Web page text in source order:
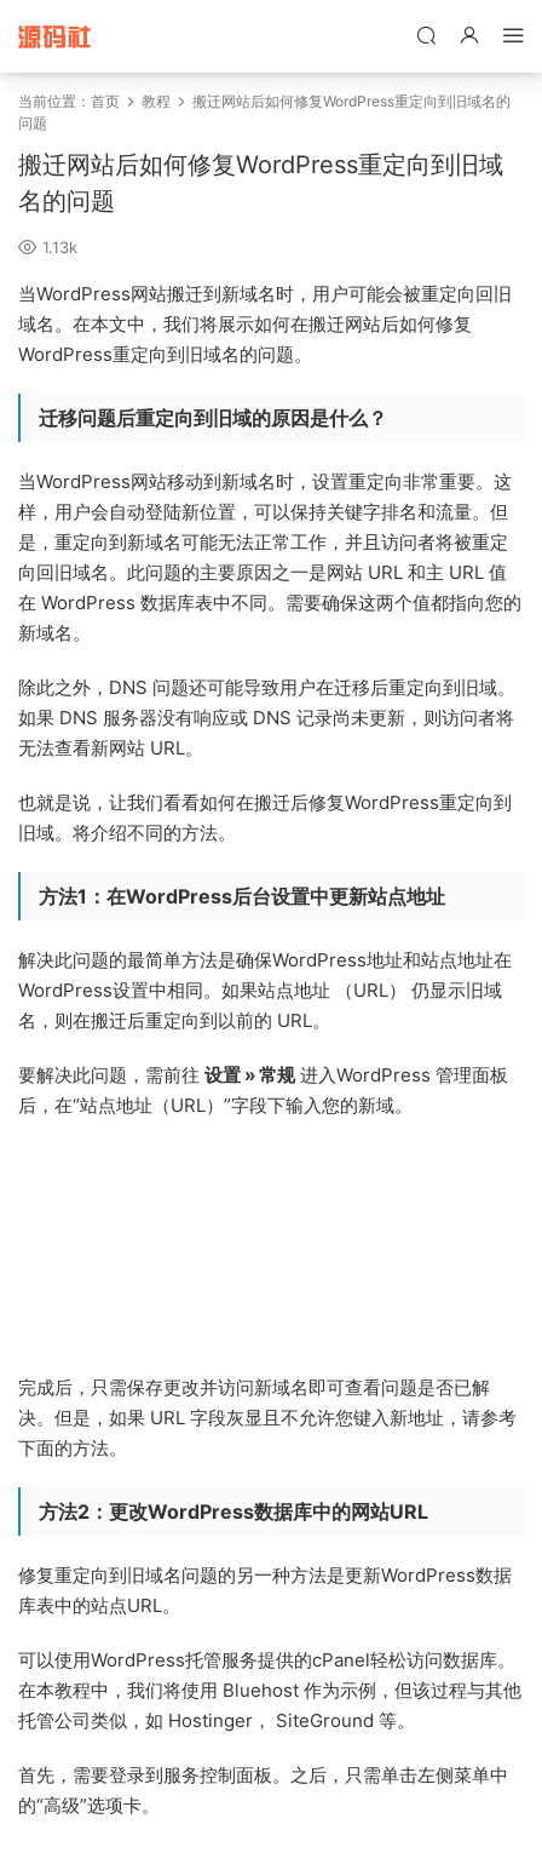
当前位置： 首页 教程
搬迁网站后如何修复WordPress重定向到旧域名的
问题
搬迁网站后如何修复WordPress重定向到旧域
名的问题
1.13k
当WordPress网站搬迁到新域名时，用户可能会被重定向回旧
域名。在本文中，我们将展示如何在搬迁网站后如何修复
WordPress重定向到旧域名的问题。
迁移问题后重定向到旧域的原因是什么？
当WordPress网站移动到新域名时，设置重定向非常重要。这
样，用户会自动登陆新位置，可以保持关键字排名和流量。但
是，重定向到新域名可能无法正常工作，并且访问者将被重定
向回旧域名。此问题的主要原因之一是网站 URL 和主 URL 值
在 WordPress 数据库表中不同。需要确保这两个值都指向您的
新域名。
除此之外，DNS 问题还可能导致用户在迁移后重定向到旧域。
如果 DNS 服务器没有响应或 DNS 记录尚未更新，则访问者将
无法查看新网站 URL。
也就是说，让我们看看如何在搬迁后修复WordPress重定向到
旧域。将介绍不同的方法。
方法1：在WordPress后台设置中更新站点地址
解决此问题的最简单方法是确保WordPress地址和站点地址在
WordPress设置中相同。如果站点地址 （URL） 仍显示旧域
名，则在搬迁后重定向到以前的 URL。
要解决此问题，需前往 设置 » 常规进入WordPress 管理面板
后，在“站点地址（URL）”字段下输入您的新域。
完成后，只需保存更改并访问新域名即可查看问题是否已解
决。但是，如果 URL 字段灰显且不允许您键入新地址，请参考
下面的方法。
方法2：更改WordPress数据库中的网站URL
修复重定向到旧域名问题的另一种方法是更新WordPress数据
库表中的站点URL。
可以使用WordPress托管服务提供的cPanel轻松访问数据库。
在本教程中，我们将使用 Bluehost 作为示例，但该过程与其他
托管公司类似，如 Hostinger， SiteGround 等。
首先，需要登录到服务控制面板。之后，只需单击左侧菜单中
的“高级”选项卡。